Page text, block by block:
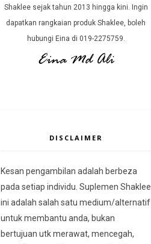
Shaklee sejak tahun 2013 hingga kini. Ingin
dapatkan rangkaian produk Shaklee, boleh
hubungi Eina di 019-2275759.
DISCLAIMER
Kesan pengambilan adalah berbeza
pada setiap individu. Suplemen Shaklee
ini adalah salah satu medium/alternatif
untuk membantu anda, bukan
bertujuan utk merawat, mencegah,